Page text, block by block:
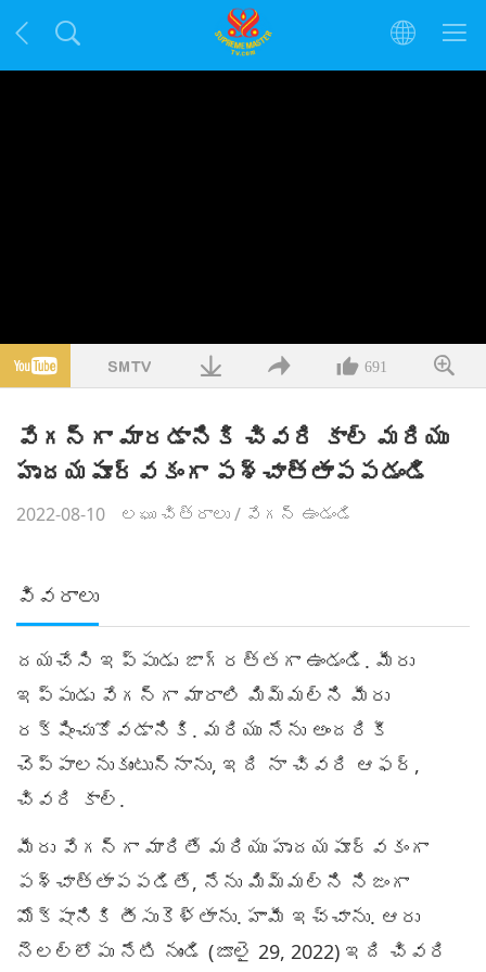
691
వేగన్‌గా మారడానికి చివరి కాల్ మరియు
హృదయపూర్వకంగా పశ్చాత్తాపపడండి
2022-08-10 లఘు చిత్రాలు/ వేగన్ ఉండండి
వివరాలు
దయచేసి ఇప్పుడు జాగ్రత్తగా ఉండండి. మీరు
ఇప్పుడు వేగన్‌గా మారాలి మిమ్మల్ని మీరు
రక్షించుకోవడానికి. మరియు నేను అందరికీ
చెప్పాలనుకుంటున్నాను, ఇది నా చివరి ఆఫర్,
చివరి కాల్.
మీరు వేగన్‌గా మారితే మరియు హృదయపూర్వకంగా
పశ్చాత్తాపపడితే, నేను మిమ్మల్ని నిజంగా
మోక్షానికి తీసుకెళ్తాను. హామీ ఇచ్చాను. ఆరు
నెలల్లోపు నేటి నుండి (జూలై 29, 2022) ఇది చివరి